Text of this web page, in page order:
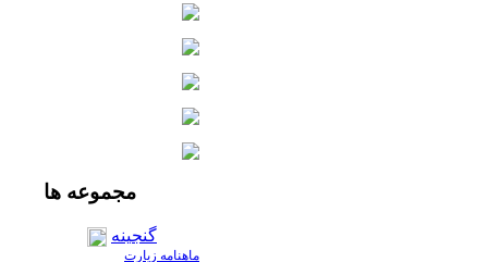
مجموعه ها
گنجینه
ماهنامه زیارت